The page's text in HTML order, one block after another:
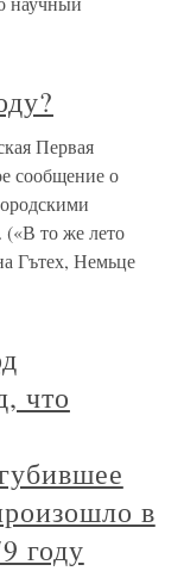
Первая
сообщение о
то же лето
Гътех, Немьце
что
в
году